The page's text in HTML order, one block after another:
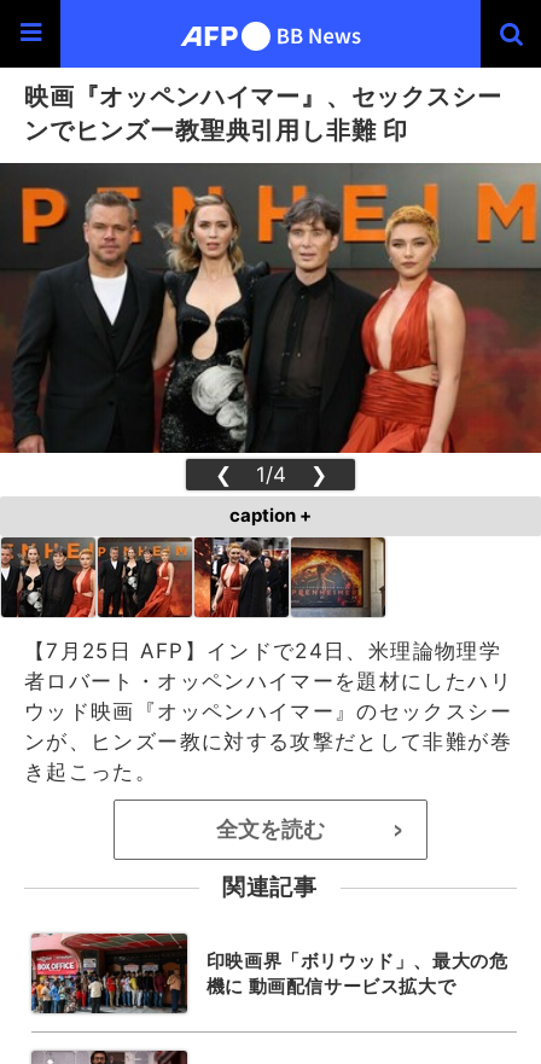
映画『オッペンハイマー』、セックスシー
ンでヒンズー教聖典引用し非難 印
❮ 1/4 ❯
caption +
【7月25日 AFP】インドで24日、米理論物理学
者ロバート・オッペンハイマーを題材にしたハリ
ウッド映画『オッペンハイマー』のセックスシー
ンが、ヒンズー教に対する攻撃だとして非難が巻
き起こった。
全文を読む >
関連記事
印映画界「ボリウッド」、最大の危
機に 動画配信サービス拡大で